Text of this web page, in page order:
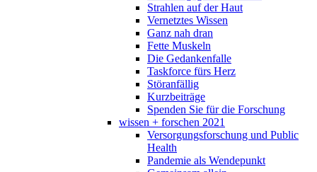
Strahlen auf der Haut
Vernetztes Wissen
Ganz nah dran
Fette Muskeln
Die Gedankenfalle
Taskforce fürs Herz
Störanfällig
Kurzbeiträge
Spenden Sie für die Forschung
wissen + forschen 2021
Versorgungsforschung und Public
Health
Pandemie als Wendepunkt